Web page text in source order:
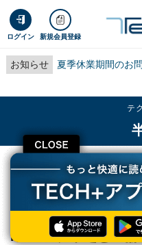
ログイン 新規会員登録
お知らせ 夏季休業期間のお
テ
TECH+ テクノロジー
半導体
Micron、東芝との協業を推進し
Micron、東芝との協